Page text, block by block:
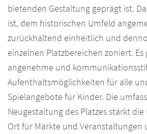
bietenden Gestaltung geprägt ist.
ist, dem historischen Umfeld
zurückhaltend einheitlich und
einzelnen Platzbereichen zoniert. Es
angenehme und
Aufenthaltsmöglichkeiten für alle
Spielangebote für Kinder. Die
Neugestaltung des Platzes stärkt
Ort für Märkte und Veranstaltungen